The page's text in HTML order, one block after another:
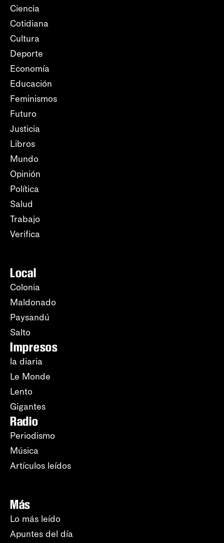
Ciencia
Cotidiana
Cultura
Deporte
Economía
Educación
Feminismos
Futuro
Justicia
Libros
Mundo
Opinión
Política
Salud
Trabajo
Verifica
Local
Colonia
Maldonado
Paysandú
Salto
Impresos
la diaria
Le Monde
Lento
Gigantes
Radio
Periodismo
Música
Artículos leídos
Más
Lo más leído
Apuntes del día